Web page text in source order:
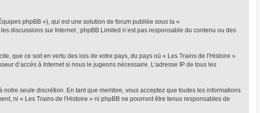
phpBB »), qui est une solution de forum publiée sous la «
discussions sur Internet ; phpBB Limited n’est pas responsable du contenu ou des
que ce soit en vertu des lois de votre pays, du pays où « Les Trains de l'Histoire »
d’accès à Internet si nous le jugeons nécessaire. L’adresse IP de tous les
seule discrétion. En tant que membre, vous acceptez que toutes les informations
ni « Les Trains de l'Histoire » ni phpBB ne pourront être tenus responsables de